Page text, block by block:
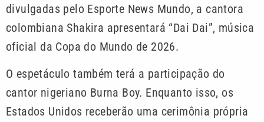
divulgadas pelo Esporte News Mundo, a cantora
colombiana Shakira apresentará “Dai Dai”, música
oficial da Copa do Mundo de 2026.
O espetáculo também terá a participação do
cantor nigeriano Burna Boy. Enquanto isso, os
Estados Unidos receberão uma cerimônia própria